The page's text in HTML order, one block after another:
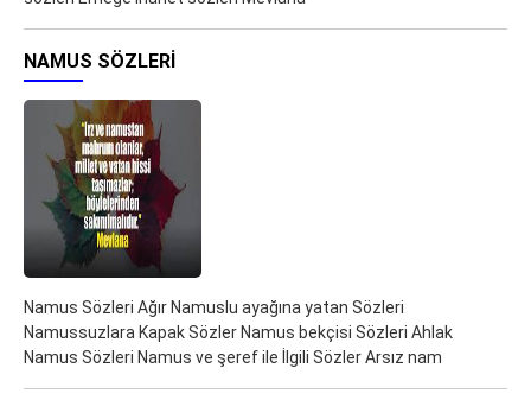
NAMUS SÖZLERI
Namus Sözleri Ağır Namuslu ayağına yatan Sözleri
Namussuzlara Kapak Sözler Namus bekçisi Sözleri Ahlak
Namus Sözleri Namus ve şeref ile İlgili Sözler Arsız nam